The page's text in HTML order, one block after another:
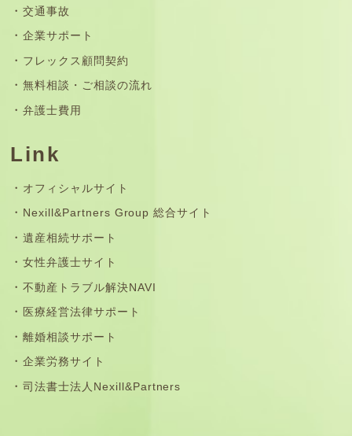
交通事故
企業サポート
フレックス顧問契約
無料相談・ご相談の流れ
弁護士費用
Link
オフィシャルサイト
Nexill&Partners Group 総合サイト
遺産相続サポート
女性弁護士サイト
不動産トラブル解決NAVI
医療経営法律サポート
離婚相談サポート
企業労務サイト
司法書士法人Nexill&Partners